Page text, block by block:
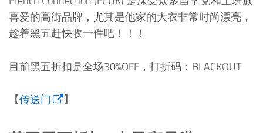
喜爱的高街品牌，尤其是他家的大衣非常时尚漂亮，
趁着黑五赶快收一件吧！！！
目前黑五折扣是全场30%OFF，打折码：BLACKOUT
【传送门 】